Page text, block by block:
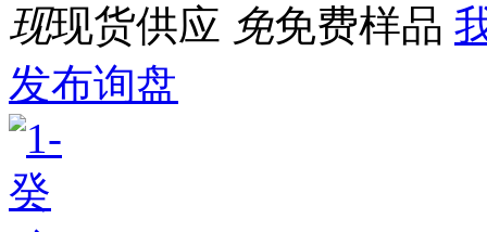
现现货供应 免免费样品
发布询盘